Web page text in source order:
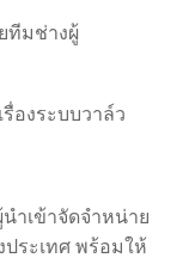
ทีมช่างผู้
องระบบวาล์ว
ำเข้าจัดจำหน่าย
ระเทศ พร้อมให้